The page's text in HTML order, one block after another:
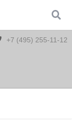
+7 (495) 255-11-12